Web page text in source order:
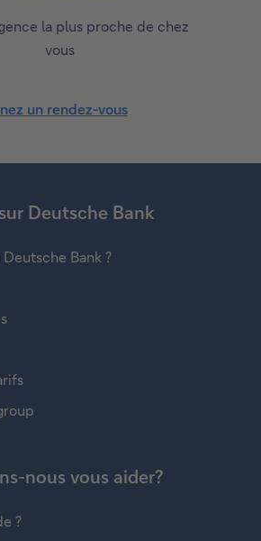
la plus proche de chez
vous
un rendez-vous
Deutsche Bank
Bank ?
nous vous aider?
?